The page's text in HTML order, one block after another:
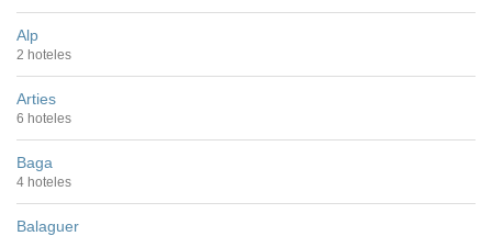
Alp
2 hoteles
Arties
6 hoteles
Baga
4 hoteles
Balaguer